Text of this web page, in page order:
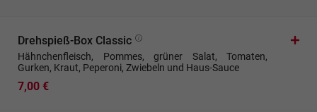
Drehspieß-Box Classic
Hähnchenfleisch, Pommes, grüner Salat, Tomaten,
Gurken, Kraut, Peperoni, Zwiebeln und Haus-Sauce
7,00 €